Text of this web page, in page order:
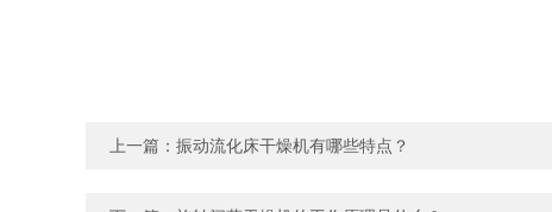
上一篇： 振动流化床干燥机有哪些特点？